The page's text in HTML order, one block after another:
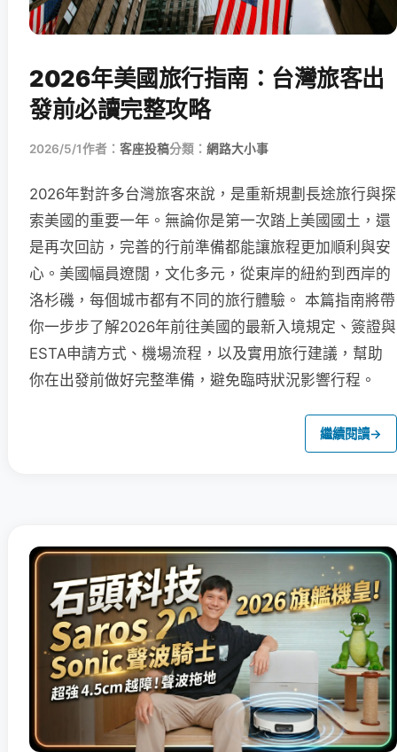
2026年美國旅行指南：台灣旅客出
發前必讀完整攻略
2026/5/1作者： 客座投稿分類： 網路大小事
2026年對許多台灣旅客來說，是重新規劃長途旅行與探
索美國的重要一年。無論你是第一次踏上美國國土，還
是再次回訪，完善的行前準備都能讓旅程更加順利與安
心。美國幅員遼闊，文化多元，從東岸的紐約到西岸的
洛杉磯，每個城市都有不同的旅行體驗。 本篇指南將帶
你一步步了解2026年前往美國的最新入境規定、簽證與
ESTA申請方式、機場流程，以及實用旅行建議，幫助
你在出發前做好完整準備，避免臨時狀況影響行程。
繼續閱讀→